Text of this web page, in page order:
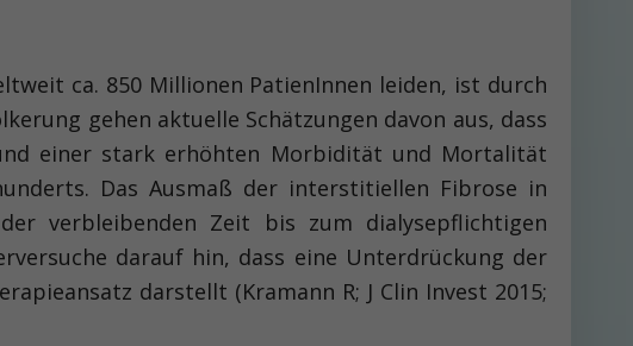
ca. 850 Millionen PatienInnen leiden, ist durch
gehen aktuelle Schätzungen davon aus, dass
einer stark erhöhten Morbidität und Mortalität
Das Ausmaß der interstitiellen Fibrose in
verbleibenden Zeit bis zum dialysepflichtigen
darauf hin, dass eine Unterdrückung der
darstellt (Kramann R; J Clin Invest 2015;